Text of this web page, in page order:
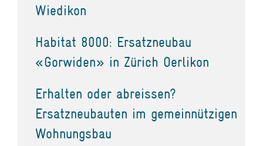
Wiedikon
Habitat 8000: Ersatzneubau
«Gorwiden» in Zürich Oerlikon
Erhalten oder abreissen?
Ersatzneubauten im gemeinnützigen
Wohnungsbau